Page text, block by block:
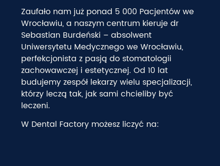
Zaufało nam już ponad 5 000 Pacjentów we
Wrocławiu, a naszym centrum kieruje dr
Sebastian Burdeński – absolwent
Uniwersytetu Medycznego we Wrocławiu,
perfekcjonista z pasją do stomatologii
zachowawczej i estetycznej. Od 10 lat
budujemy zespół lekarzy wielu specjalizacji,
którzy leczą tak, jak sami chcieliby być
leczeni.
W Dental Factory możesz liczyć na: